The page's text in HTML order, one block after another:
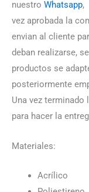
nuestro Whatsapp,
vez aprobada la
envian al cliente
deban realizarse,
productos se
posteriormente
Una vez
para hacer la
Materiales:
Acrílico